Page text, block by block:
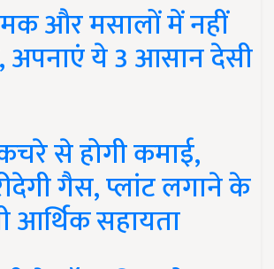
और मसालों में नहीं
अपनाएं ये 3 आसान देसी
से होगी कमाई,
गैस, प्लांट लगाने के
आर्थिक सहायता